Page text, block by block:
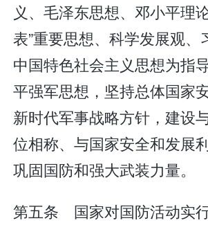
义、毛泽东思想、邓小平理
表”重要思想、科学发展观、
中国特色社会主义思想为指
平强军思想，坚持总体国家
新时代军事战略方针，建设
位相称、与国家安全和发展
巩固国防和强大武装力量。
第五条 国家对国防活动实